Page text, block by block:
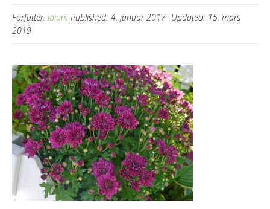
Forfatter: idium Published: 4. januar 2017 Updated: 15. mars
2019